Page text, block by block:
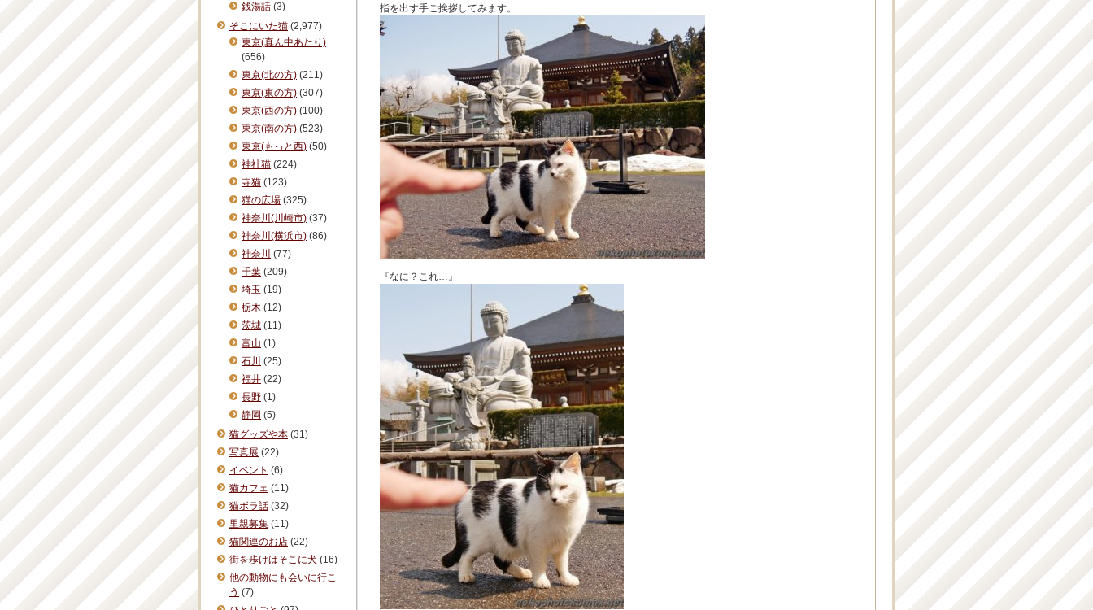
指を出す手ご挨拶してみます。
『なに？これ…』
銭湯話 (3)
そこにいた猫 (2,977)
東京(真ん中あたり)
(656)
東京(北の方) (211)
東京(東の方) (307)
東京(西の方) (100)
東京(南の方) (523)
東京(もっと西) (50)
神社猫 (224)
寺猫 (123)
猫の広場 (325)
神奈川(川崎市) (37)
神奈川(横浜市) (86)
神奈川 (77)
千葉 (209)
埼玉 (19)
栃木 (12)
茨城 (11)
富山 (1)
石川 (25)
福井 (22)
長野 (1)
静岡 (5)
猫グッズや本 (31)
写真展 (22)
イベント (6)
猫カフェ (11)
猫ボラ話 (32)
里親募集 (11)
猫関連のお店 (22)
街を歩けばそこに犬 (16)
他の動物にも会いに行こ
う (7)